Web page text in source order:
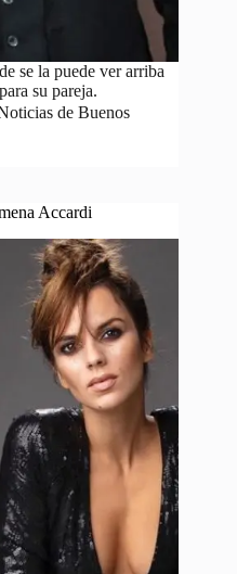
se la puede ver arriba
su pareja.
de Buenos
Accardi